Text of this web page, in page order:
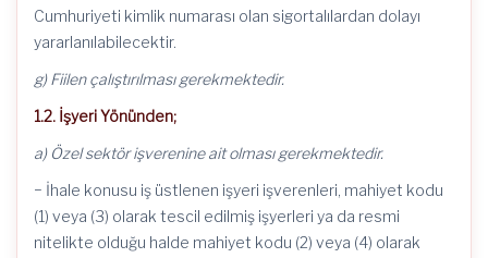
Cumhuriyeti kimlik numarası olan sigortalılardan dolayı
yararlanılabilecektir.
g) Fiilen çalıştırılması gerekmektedir.
1.2. İşyeri Yönünden;
a) Özel sektör işverenine ait olması gerekmektedir.
− İhale konusu iş üstlenen işyeri işverenleri, mahiyet kodu
(1) veya (3) olarak tescil edilmiş işyerleri ya da resmi
nitelikte olduğu halde mahiyet kodu (2) veya (4) olarak